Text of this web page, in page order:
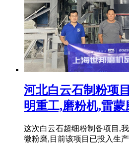
河北白云石制粉项
明重工,磨粉机,雷蒙
这次白云石超细粉制备项目,
微粉磨,目前该项目已投入生